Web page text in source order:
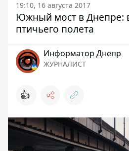
19:10, 16 августа 2017
Южный мост в Днепре:
птичьего полета
Информатор Днепр
ЖУРНАЛИСТ
👍